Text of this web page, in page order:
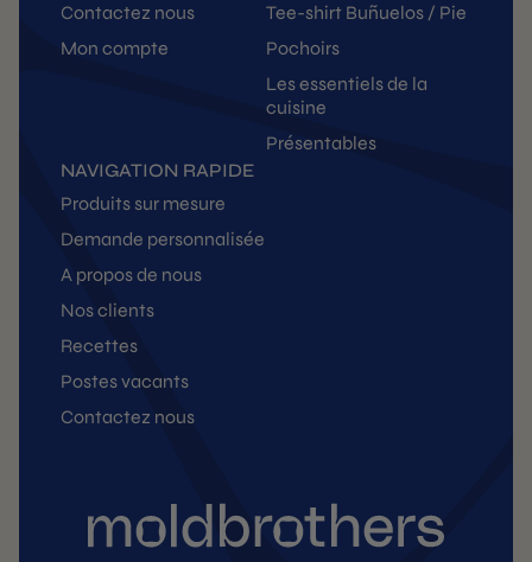
Contactez nous
Mon compte
Tee-shirt Buñuelos / Pie
Pochoirs
Les essentiels de la
cuisine
Présentables
NAVIGATION RAPIDE
Produits sur mesure
Demande personnalisée
A propos de nous
Nos clients
Recettes
Postes vacants
Contactez nous